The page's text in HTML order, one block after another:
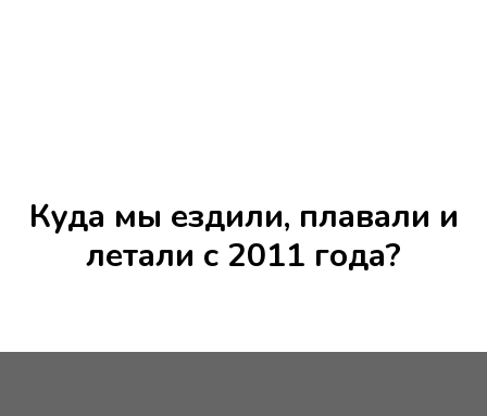
Куда мы ездили, плавали и
летали с 2011 года?